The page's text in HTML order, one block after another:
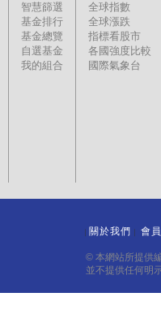
智慧篩選
基金排行
基金總覽
自選基金
我的組合
全球指數
全球漲跌
指標看股市
各國強度比較
國際氣象台
關於我們 會
© 本網站所提供
並不提供任何明